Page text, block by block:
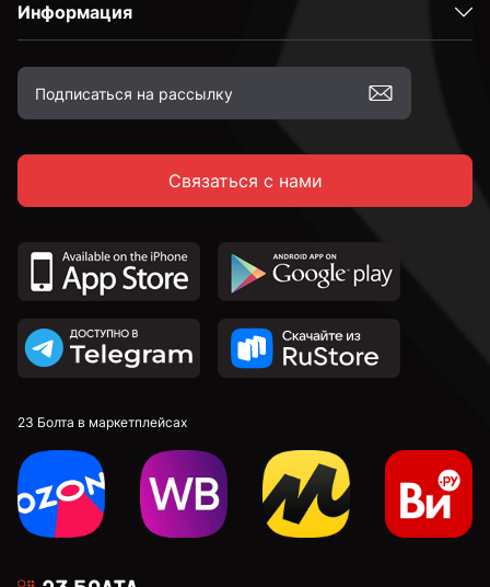
С неполной резьбой
к.п. 4,8
к.п. 8,8
к.п. 10,9
к.п. 12,9
М4
Информация
Связаться с нами
23 Болта в маркетплейсах